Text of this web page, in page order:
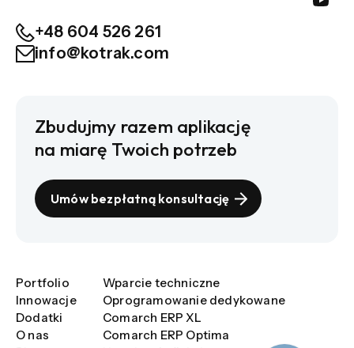
+48 604 526 261
info@kotrak.com
Portfolio
Innowacje
Dodatki
O nas
Wparcie techniczne
Oprogramowanie dedykowane
Comarch ERP XL
Comarch ERP Optima
Zbudujmy razem aplikację
na miarę Twoich potrzeb
Umów bezpłatną konsultację